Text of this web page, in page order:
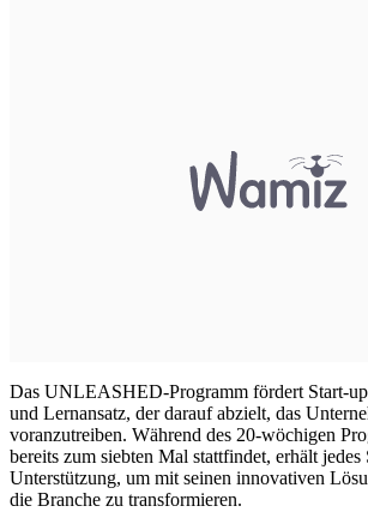
Das UNLEASHED-Programm fördert Start-
und Lernansatz, der darauf abzielt, das
voranzutreiben. Während des 20-wöchigen
bereits zum siebten Mal stattfindet, erhält jedes
Unterstützung, um mit seinen innovativen
die Branche zu transformieren.